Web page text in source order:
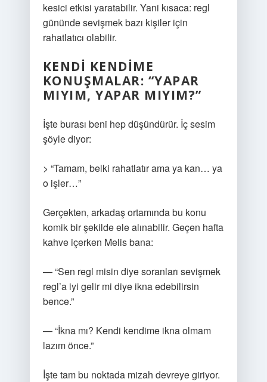
kesici etkisi yaratabilir. Yani kısaca: regl
gününde sevişmek bazı kişiler için
rahatlatıcı olabilir.
KENDI KENDIME
KONUŞMALAR: “YAPAR
MIYIM, YAPAR MIYIM?”
İşte burası beni hep düşündürür. İç sesim
şöyle diyor:
> “Tamam, belki rahatlatır ama ya kan… ya
o işler…”
Gerçekten, arkadaş ortamında bu konu
komik bir şekilde ele alınabilir. Geçen hafta
kahve içerken Melis bana:
— “Sen regl misin diye soranları sevişmek
regl’a iyi gelir mi diye ikna edebilirsin
bence.”
— “İkna mı? Kendi kendime ikna olmam
lazım önce.”
İşte tam bu noktada mizah devreye giriyor.